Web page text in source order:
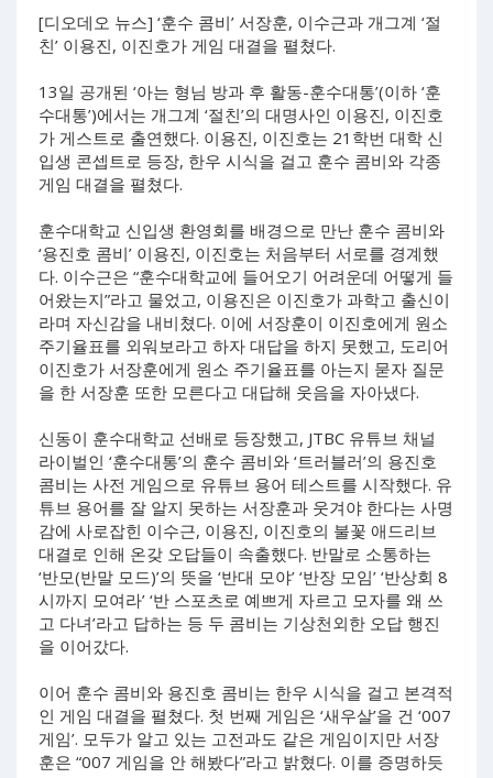
[디오데오 뉴스] ‘훈수 콤비’ 서장훈, 이수근과 개그계 ‘절
친’ 이용진, 이진호가 게임 대결을 펼쳤다.
13일 공개된 ‘아는 형님 방과 후 활동-훈수대통’(이하 ‘훈
수대통’)에서는 개그계 ‘절친’의 대명사인 이용진, 이진호
가 게스트로 출연했다. 이용진, 이진호는 21학번 대학 신
입생 콘셉트로 등장, 한우 시식을 걸고 훈수 콤비와 각종
게임 대결을 펼쳤다.
훈수대학교 신입생 환영회를 배경으로 만난 훈수 콤비와
‘용진호 콤비’ 이용진, 이진호는 처음부터 서로를 경계했
다. 이수근은 “훈수대학교에 들어오기 어려운데 어떻게 들
어왔는지”라고 물었고, 이용진은 이진호가 과학고 출신이
라며 자신감을 내비쳤다. 이에 서장훈이 이진호에게 원소
주기율표를 외워보라고 하자 대답을 하지 못했고, 도리어
이진호가 서장훈에게 원소 주기율표를 아는지 묻자 질문
을 한 서장훈 또한 모른다고 대답해 웃음을 자아냈다.
신동이 훈수대학교 선배로 등장했고, JTBC 유튜브 채널
라이벌인 ‘훈수대통’의 훈수 콤비와 ‘트러블러’의 용진호
콤비는 사전 게임으로 유튜브 용어 테스트를 시작했다. 유
튜브 용어를 잘 알지 못하는 서장훈과 웃겨야 한다는 사명
감에 사로잡힌 이수근, 이용진, 이진호의 불꽃 애드리브
대결로 인해 온갖 오답들이 속출했다. 반말로 소통하는
‘반모(반말 모드)’의 뜻을 ‘반대 모야’ ‘반장 모임’ ‘반상회 8
시까지 모여라’ ‘반 스포츠로 예쁘게 자르고 모자를 왜 쓰
고 다녀’라고 답하는 등 두 콤비는 기상천외한 오답 행진
을 이어갔다.
이어 훈수 콤비와 용진호 콤비는 한우 시식을 걸고 본격적
인 게임 대결을 펼쳤다. 첫 번째 게임은 ‘새우살’을 건 ‘007
게임’. 모두가 알고 있는 고전과도 같은 게임이지만 서장
훈은 “007 게임을 안 해봤다”라고 밝혔다. 이를 증명하듯